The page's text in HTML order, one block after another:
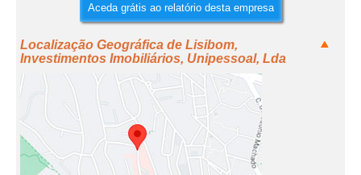
Aceda grátis ao relatório desta empresa
Localização Geográfica de Lisibom,
Investimentos Imobiliários, Unipessoal, Lda